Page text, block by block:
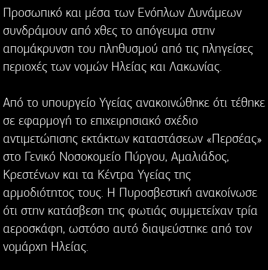
Προσωπικό και μέσα των Ενόπλων Δυνάμεων
συνδράμουν από χθες το απόγευμα στην
απομάκρυνση του πληθυσμού από τις πληγείσες
περιοχές των νομών Ηλείας και Λακωνίας.
Από το υπουργείο Υγείας ανακοινώθηκε ότι τέθηκε
σε εφαρμογή το επιχειρησιακό σχέδιο
αντιμετώπισης εκτάκτων καταστάσεων «Περσέας»
στο Γενικό Νοσοκομείο Πύργου, Αμαλιάδος,
Κρεστένων και τα Κέντρα Υγείας της
αρμοδιότητος τους. Η Πυροσβεστική ανακοίνωσε
ότι στην κατάσβεση της φωτιάς συμμετείχαν τρία
αεροσκάφη, ωστόσο αυτό διαψεύστηκε από τον
νομάρχη Ηλείας.